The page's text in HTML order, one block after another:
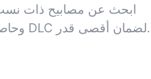
المساس بجودة الإضاءة.
ابحث عن مصابيح ذات